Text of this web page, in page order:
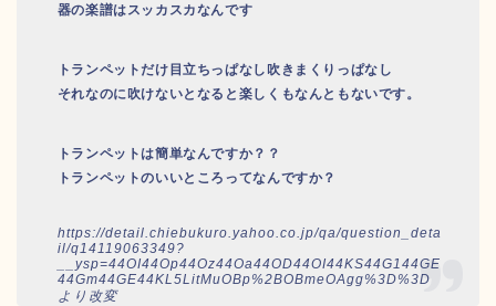
器の楽譜はスッカスカなんです
トランペットだけ目立ちっぱなし吹きまくりっぱなし
それなのに吹けないとなると楽しくもなんともないです。
トランペットは簡単なんですか？？
トランペットのいいところってなんですか？
https://detail.chiebukuro.yahoo.co.jp/qa/question_deta
il/q14119063349?
__ysp=44OI44Op44Oz44Oa44OD44OI44KS44G144GE
44Gm44GE44KL5LitMuOBp%2BOBmeOAgg%3D%3D
より改変